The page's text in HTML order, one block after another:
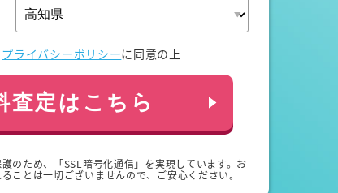
プライバシーポリシーに同意の上
査定はこちら
のため、「SSL暗号化通信」を実現しています。お
ことは一切ございませんので、ご安心ください。